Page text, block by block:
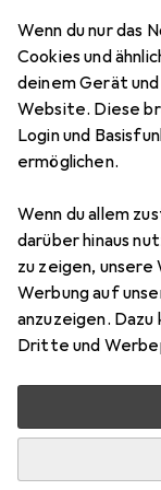
Wenn du nur das
Cookies und
deinem Gerät
Website. Diese
Login und
ermöglichen.
Wenn du allem
darüber hinaus
zu zeigen,
Werbung auf
anzuzeigen.
Dritte und